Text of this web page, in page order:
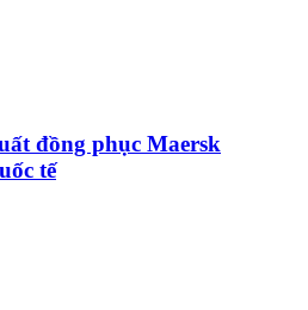
đồng phục Maersk
tế